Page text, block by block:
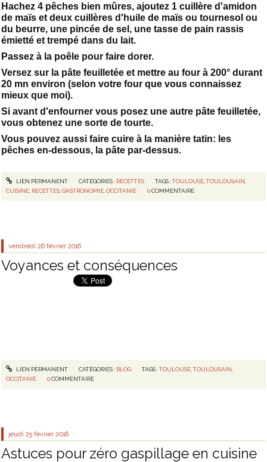
Hachez 4 pêches bien mûres, ajoutez 1 cuillère d'amidon
de maïs et deux cuillères d'huile de maïs ou tournesol ou
du beurre, une pincée de sel, une tasse de pain rassis
émietté et trempé dans du lait.
Passez à la poêle pour faire dorer.
Versez sur la pâte feuilletée et mettre au four à 200° durant
20 mn environ (selon votre four que vous connaissez
mieux que moi).
Si avant d'enfourner vous posez une autre pâte feuilletée,
vous obtenez une sorte de tourte.
Vous pouvez aussi faire cuire à la manière tatin: les
pêches en-dessous, la pâte par-dessus.
LIEN PERMANENT CATÉGORIES : RECETTES TAGS :TOULOUSE ,TOULOUSAIN
CUISINE RECETTES ,GASTRONOMIE ,OCCITANIE 0 COMMENTAIRE
vendredi 26 février 2016
Voyances et conséquences
LIEN PERMANENT CATÉGORIES : BLOG TAGS :TOULOUSE ,TOULOUSAIN
OCCITANIE
0 COMMENTAIRE
jeudi 25 février 2016
Astuces pour zéro gaspillage en cuisine